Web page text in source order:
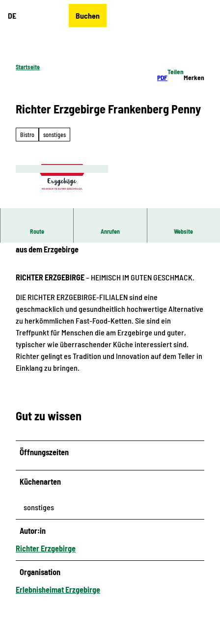
DE Buchen
Startseite
PDF
Teilen
Merken
Richter Erzgebirge Frankenberg Penny
Bistro sonstiges
Route Anrufen Website
aus dem Erzgebirge
RICHTER ERZGEBIRGE– HEIMISCH IM GUTEN GESCHMACK.
DIE RICHTER ERZGEBIRGE-FILIALEN sind eine
geschmacklich und gesundheitlich hochwertige Alternative
zu herkömmlichen Fast-Food-Ketten. Sie sind ein
Treffpunkt für Menschen die am Erzgebirge und guter,
typischer wie überraschender Küche interessiert sind.
Richter gelingt es Tradition und Innovation auf dem Teller in
Einklang zu bringen.
Gut zu wissen
Öffnungszeiten
Küchenarten
sonstiges
Autor:in
Richter Erzgebirge
Organisation
Erlebnisheimat Erzgebirge